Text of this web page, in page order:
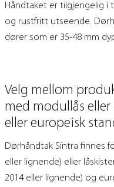
Håndtaket er tilgjengelig i
og rustfritt utseende.
dører som er 35-48 mm
Velg mellom
med modullås
eller europeisk
Dørhåndtak Sintra finnes
eller lignende) eller
2014 eller lignende) og